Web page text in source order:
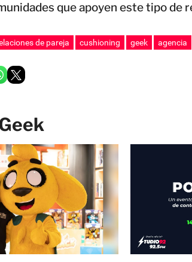
que apoyen este tipo de
de pareja cushioning geek agencia